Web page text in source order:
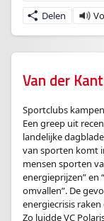
Delen
Van der
Sportclubs
Een greep uit
landelijke
van sporten komt
mensen sporten
energieprijzen” en
omvallen”. De
energiecrisis
Zo luidde VC